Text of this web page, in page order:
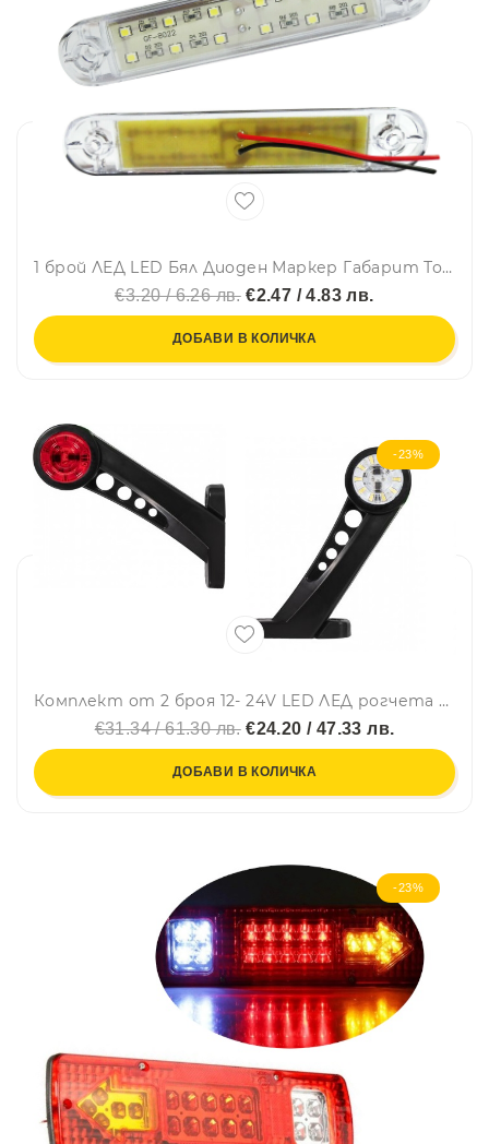
1 брой ЛЕД LED Бял Диоден Маркер Габарит Токос със 12 светодиода за камион ремарке бус ван каравана платформа 24V
€3.20 / 6.26 лв.€2.47 / 4.83 лв.
ДОБАВИ В КОЛИЧКА
-23%
Комплект от 2 броя 12- 24V LED ЛЕД рогчета странични габаритни светлини въртящи се за камион ремарке платформа каравана и др. бяло-червено
€31.34 / 61.30 лв.€24.20 / 47.33 лв.
ДОБАВИ В КОЛИЧКА
-23%